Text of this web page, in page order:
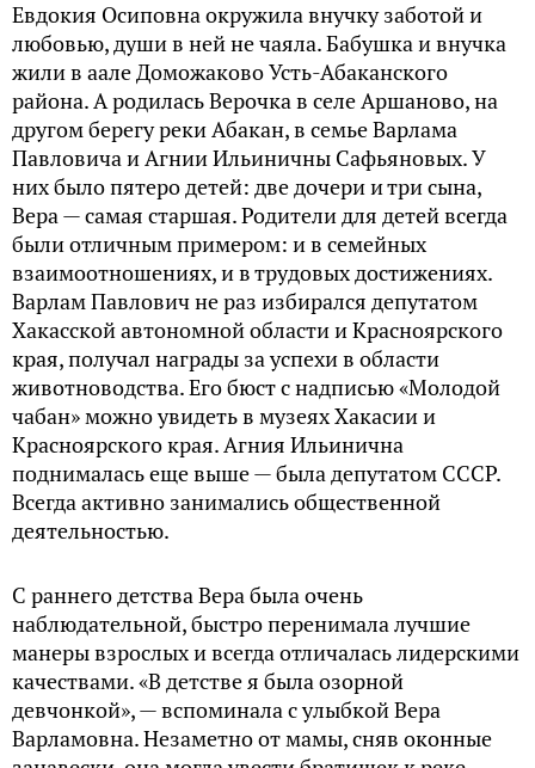
Евдокия Осиповна окружила внучку заботой и
любовью, души в ней не чаяла. Бабушка и внучка
жили в аале Доможаково Усть-Абаканского
района. А родилась Верочка в селе Аршаново, на
другом берегу реки Абакан, в семье Варлама
Павловича и Агнии Ильиничны Сафьяновых. У
них было пятеро детей: две дочери и три сына,
Вера — самая старшая. Родители для детей всегда
были отличным примером: и в семейных
взаимоотношениях, и в трудовых достижениях.
Варлам Павлович не раз избирался депутатом
Хакасской автономной области и Красноярского
края, получал награды за успехи в области
животноводства. Его бюст с надписью «Молодой
чабан» можно увидеть в музеях Хакасии и
Красноярского края. Агния Ильинична
поднималась еще выше — была депутатом СССР.
Всегда активно занимались общественной
деятельностью.
С раннего детства Вера была очень
наблюдательной, быстро перенимала лучшие
манеры взрослых и всегда отличалась лидерскими
качествами. «В детстве я была озорной
девчонкой», — вспоминала с улыбкой Вера
Варламовна. Незаметно от мамы, сняв оконные